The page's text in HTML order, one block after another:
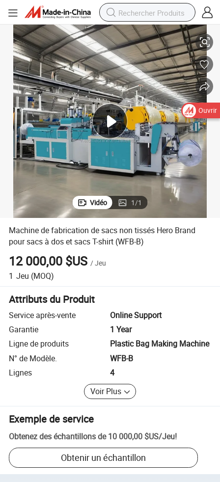
T-shirt (WFB-B)
Machine de fabrication de sacs non tissés Hero Brand pour sacs à dos
Vidéo 1/1
Machine de fabrication de sacs non tissés Hero Brand
pour sacs à dos et sacs T-shirt (WFB-B)
12 000,00 $US /Jeu
1 Jeu (MOQ)
Attributs du Produit
Service après-vente
Online Support
Garantie
1 Year
Ligne de produits
Plastic Bag Making Machine
N° de Modèle.
WFB-B
Lignes
4
Voir Plus
Exemple de service
Obtenez des échantillons de 10 000,00 $US/Jeu!
Obtenir un échantillon
Ouvrir